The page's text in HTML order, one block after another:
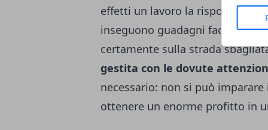
effetti un lavoro la risposta è sì,
inseguono guadagni facili,
certamente sulla strada
gestita con le dovute
necessario: non si può
ottenere un enorme profitto in